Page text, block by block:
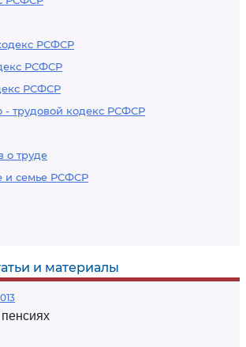
РСФСР
РСФСР
РСФСР
- трудовой кодекс РСФСР
о труде
и семье РСФСР
и материалы